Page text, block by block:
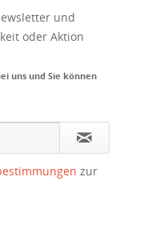
und
oder Aktion
uns und Sie können
zur